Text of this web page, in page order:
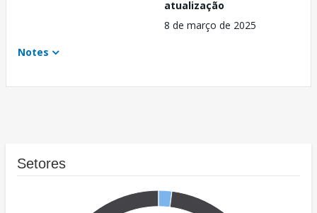
atualização
8 de março de 2025
Notes
Setores